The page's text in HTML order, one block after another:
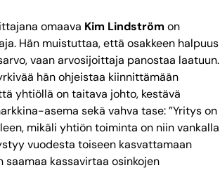
omaava Kim Lindström on
Hän muistuttaa, että osakkeen halpuus
vaan arvosijoittaja panostaa laatuun.
hän ohjeistaa kiinnittämään
yhtiöllä ontaitava johto, kestävä
asema sekä vahva tase: ”Yritys on
mikäli yhtiön toiminta on niin vankalla
vuodesta toiseen kasvattamaan
saamaa kassavirtaa osinkojen